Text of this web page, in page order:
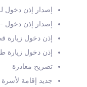
إصدار إذن دخول
إصدار إذن دخول
إذن دخول زيارة
إذن دخول زيارة
تصريح مغادرة
جديد إقامة لأسرة